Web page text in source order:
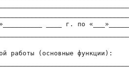
____ г. по
работы (основные функции):